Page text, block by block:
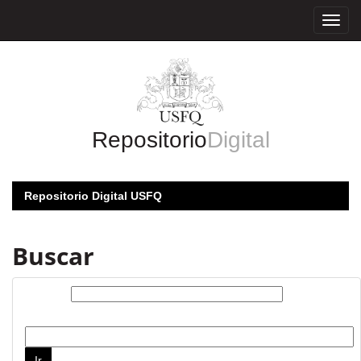
RepositorioDigital
Repositorio Digital USFQ
Buscar